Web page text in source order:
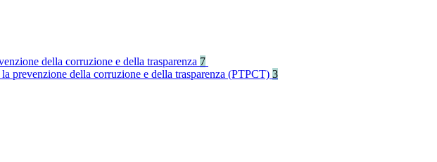
della corruzione e della trasparenza 7
prevenzione della corruzione e della trasparenza (PTPCT) 3